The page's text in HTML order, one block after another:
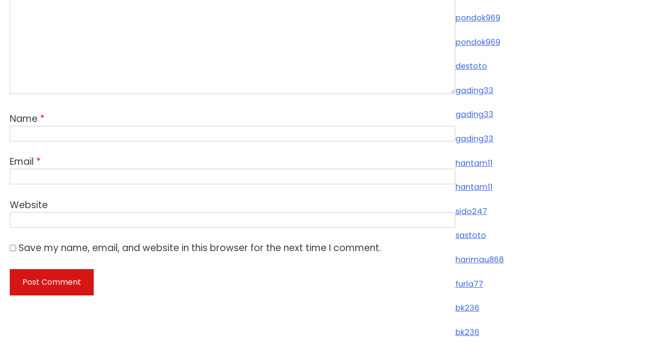
Name *
Email *
Website
Save my name, email, and website in this browser for the next time I comment.
pondok969
pondok969
destoto
gading33
gading33
gading33
hantam11
hantam11
sido247
sastoto
harimau868
furla77
bk236
bk236